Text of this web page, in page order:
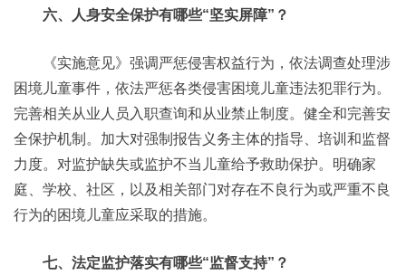
六、人身安全保护有哪些“坚实屏障”？
《实施意见》强调严惩侵害权益行为，依法调查处理涉
困境儿童事件，依法严惩各类侵害困境儿童违法犯罪行为。
完善相关从业人员入职查询和从业禁止制度。健全和完善安
全保护机制。加大对强制报告义务主体的指导、培训和监督
力度。对监护缺失或监护不当儿童给予救助保护。明确家
庭、学校、社区，以及相关部门对存在不良行为或严重不良
行为的困境儿童应采取的措施。
七、法定监护落实有哪些“监督支持”？